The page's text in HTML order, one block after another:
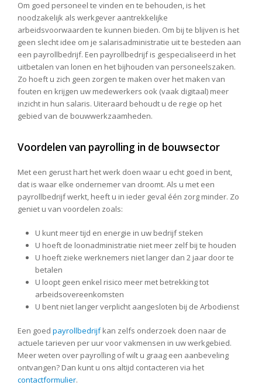
Om goed personeel te vinden en te behouden, is het
noodzakelijk als werkgever aantrekkelijke
arbeidsvoorwaarden te kunnen bieden. Om bij te blijven is het
geen slecht idee om je salarisadministratie uit te besteden aan
een payrollbedrijf. Een payrollbedrijf is gespecialiseerd in het
uitbetalen van lonen en het bijhouden van personeelszaken.
Zo hoeft u zich geen zorgen te maken over het maken van
fouten en krijgen uw medewerkers ook (vaak digitaal) meer
inzicht in hun salaris. Uiteraard behoudt u de regie op het
gebied van de bouwwerkzaamheden.
Voordelen van payrolling in de bouwsector
Met een gerust hart het werk doen waar u echt goed in bent,
dat is waar elke ondernemer van droomt. Als u met een
payrollbedrijf werkt, heeft u in ieder geval één zorg minder. Zo
geniet u van voordelen zoals:
U kunt meer tijd en energie in uw bedrijf steken
U hoeft de loonadministratie niet meer zelf bij te houden
U hoeft zieke werknemers niet langer dan 2 jaar door te
betalen
U loopt geen enkel risico meer met betrekking tot
arbeidsovereenkomsten
U bent niet langer verplicht aangesloten bij de Arbodienst
Een goed payrollbedrijfkan zelfs onderzoek doen naar de
actuele tarieven per uur voor vakmensen in uw werkgebied.
Meer weten over payrolling of wilt u graag een aanbeveling
ontvangen? Dan kunt u ons altijd contacteren via het
contactformulier.